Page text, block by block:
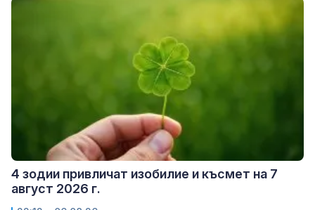
4 зодии привличат изобилие и късмет на 7
август 2026 г.